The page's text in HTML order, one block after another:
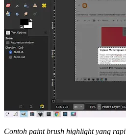
Contoh paint brush highlight yang rapi